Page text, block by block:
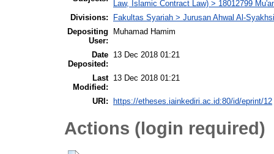
Law, Islamic Contract Law) > 18012799
Divisions:
Fakultas Syariah > Jurusan Ahwal Al-
Depositing
User:
Muhamad Hamim
Date
Deposited:
13 Dec 2018 01:21
Last
Modified:
13 Dec 2018 01:21
URI: https://etheses.iainkediri.ac.id:80/id/eprint/12
Actions (login required)